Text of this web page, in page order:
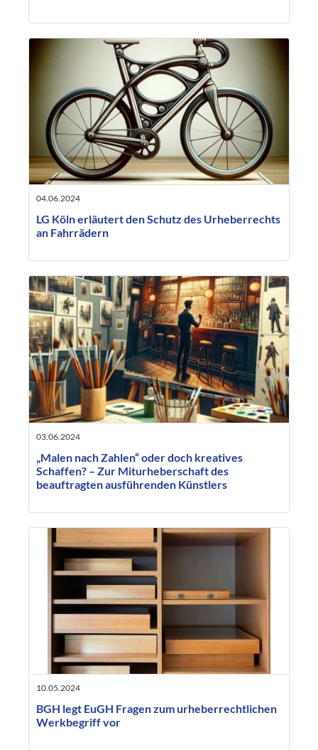
04.06.2024
LG Köln erläutert den Schutz des Urheberrechts
an Fahrrädern
03.06.2024
„Malen nach Zahlen“ oder doch kreatives
Schaffen? – Zur Miturheberschaft des
beauftragten ausführenden Künstlers
10.05.2024
BGH legt EuGH Fragen zum urheberrechtlichen
Werkbegriff vor